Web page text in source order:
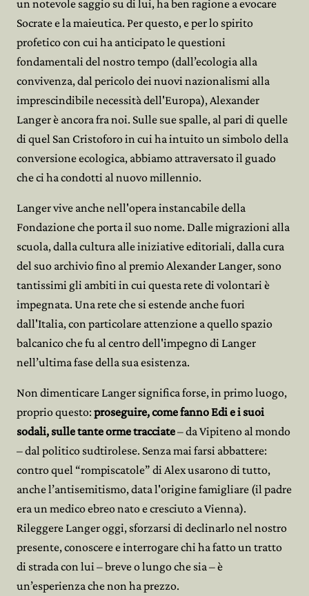
un notevole saggio su di lui, ha ben ragione a evocare
Socrate e la maieutica. Per questo, e per lo spirito
profetico con cui ha anticipato le questioni
fondamentali del nostro tempo (dall’ecologia alla
convivenza, dal pericolo dei nuovi nazionalismi alla
imprescindibile necessità dell'Europa), Alexander
Langer è ancora fra noi. Sulle sue spalle, al pari di quelle
di quel San Cristoforo in cui ha intuito un simbolo della
conversione ecologica, abbiamo attraversato il guado
che ci ha condotti al nuovo millennio.
Langer vive anche nell'opera instancabile della
Fondazione che porta il suo nome. Dalle migrazioni alla
scuola, dalla cultura alle iniziative editoriali, dalla cura
del suo archivio fino al premio Alexander Langer, sono
tantissimi gli ambiti in cui questa rete di volontari è
impegnata. Una rete che si estende anche fuori
dall'Italia, con particolare attenzione a quello spazio
balcanico che fu al centro dell'impegno di Langer
nell’ultima fase della sua esistenza.
Non dimenticare Langer significa forse, in primo luogo,
proprio questo: proseguire, come fanno Edi e i suoi
sodali, sulle tante orme tracciate– da Vipiteno al mondo
– dal politico sudtirolese. Senza mai farsi abbattere:
contro quel “rompiscatole” di Alex usarono di tutto,
anche l’antisemitismo, data l'origine famigliare (il padre
era un medico ebreo nato e cresciuto a Vienna).
Rileggere Langer oggi, sforzarsi di declinarlo nel nostro
presente, conoscere e interrogare chi ha fatto un tratto
di strada con lui – breve o lungo che sia – è
un’esperienza che non ha prezzo.